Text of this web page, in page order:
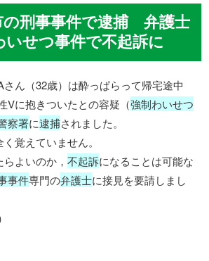
の刑事事件で逮捕 弁護士
いせつ事件で不起訴に
さん（32歳）は酔っぱらって帰宅途中
Vに抱きついたとの容疑（強制わいせつ
察署に逮捕されました。
覚えていません。
らよいのか，不起訴になることは可能な
事件専門の弁護士に接見を要請しまし